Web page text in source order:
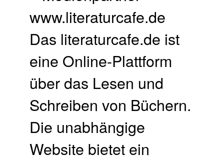
www.literaturcafe.de
Das literaturcafe.de ist
eine Online-Plattform
über das Lesen und
Schreiben von Büchern.
Die unabhängige
Website bietet ein